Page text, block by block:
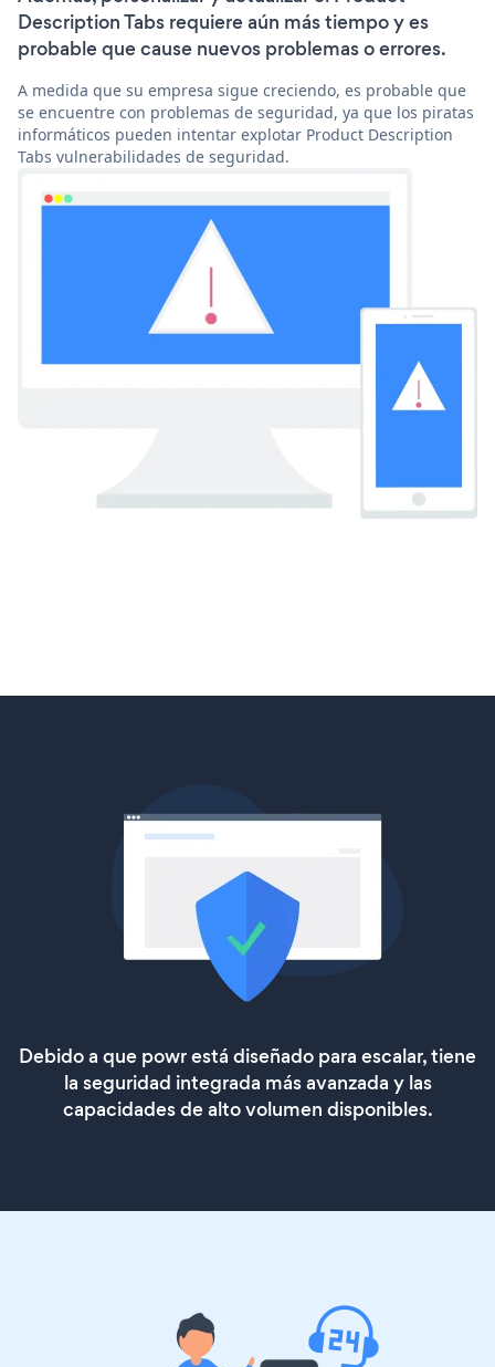
Description Tabs requiere aún más tiempo y es
probable que cause nuevos problemas o errores.
A medida que su empresa sigue creciendo, es probable que
se encuentre con problemas de seguridad, ya que los piratas
informáticos pueden intentar explotar Product Description
Tabs vulnerabilidades de seguridad.
Debido a que powr está diseñado para escalar, tiene
la seguridad integrada más avanzada y las
capacidades de alto volumen disponibles.